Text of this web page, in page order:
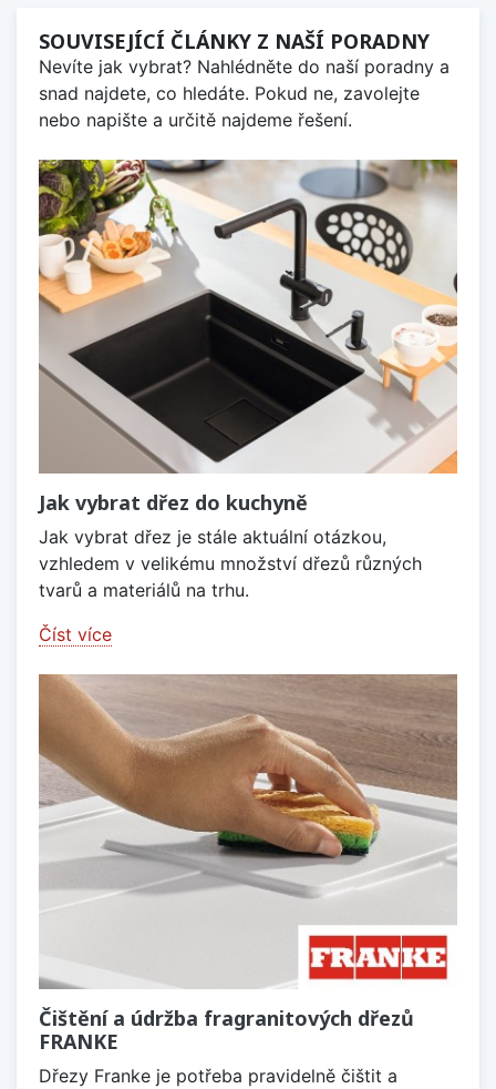
SOUVISEJÍCÍ ČLÁNKY Z NAŠÍ PORADNY
Nevíte jak vybrat? Nahlédněte do naší poradny a
snad najdete, co hledáte. Pokud ne, zavolejte
nebo napište a určitě najdeme řešení.
Jak vybrat dřez do kuchyně
Jak vybrat dřez je stále aktuální otázkou,
vzhledem v velikému množství dřezů různých
tvarů a materiálů na trhu.
Číst více
Čištění a údržba fragranitových dřezů
FRANKE
Dřezy Franke je potřeba pravidelně čištit a